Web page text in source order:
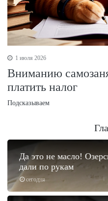
1 июля 2026
Вниманию
платить налог
Подсказываем
сегодня
Да это не масло!
дали по рукам